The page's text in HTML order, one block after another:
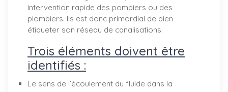
intervention rapide des pompiers ou des
plombiers. Ils est donc primordial de bien
étiqueter son réseau de canalisations.
Trois éléments doivent être
identifiés :
Le sens de l’écoulement du fluide dans la